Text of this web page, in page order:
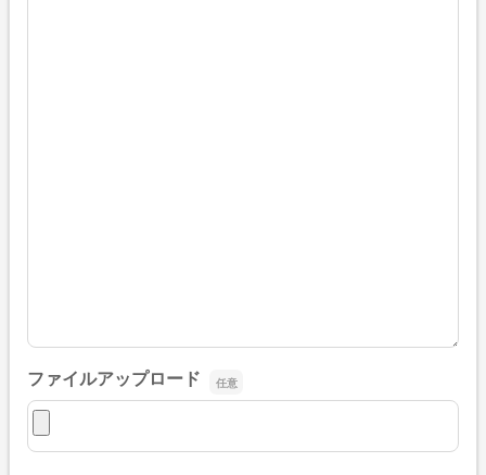
ファイルアップロード
ファイルアップロード